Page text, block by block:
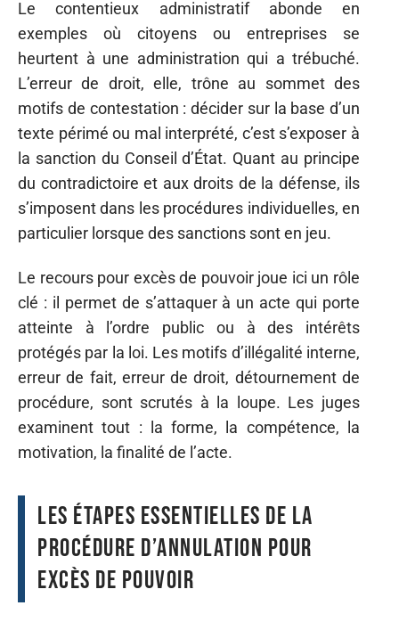
Le contentieux administratif abonde en
exemples où citoyens ou entreprises se
heurtent à une administration qui a trébuché.
L’erreur de droit, elle, trône au sommet des
motifs de contestation : décider sur la base d’un
texte périmé ou mal interprété, c’est s’exposer à
la sanction du Conseil d’État. Quant au principe
du contradictoire et aux droits de la défense, ils
s’imposent dans les procédures individuelles, en
particulier lorsque des sanctions sont en jeu.
Le recours pour excès de pouvoir joue ici un rôle
clé : il permet de s’attaquer à un acte qui porte
atteinte à l’ordre public ou à des intérêts
protégés par la loi. Les motifs d’illégalité interne,
erreur de fait, erreur de droit, détournement de
procédure, sont scrutés à la loupe. Les juges
examinent tout : la forme, la compétence, la
motivation, la finalité de l’acte.
Les étapes essentielles de la
procédure d’annulation pour
excès de pouvoir